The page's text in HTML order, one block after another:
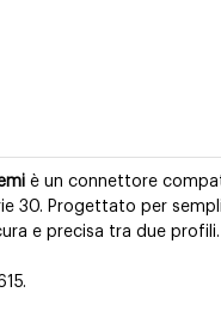
è un connettore
30. Progettato per
e precisa tra due profili.